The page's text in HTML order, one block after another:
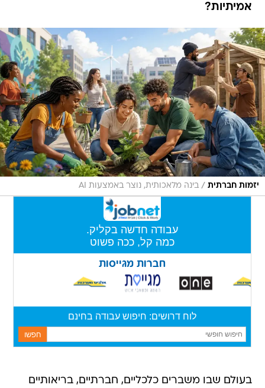
אמיתיות?
יזמות חברתית / בינה מלאכותית, נוצר באמצעות AI
בעולם שבו משברים כלכליים, חברתיים, בריאותיים